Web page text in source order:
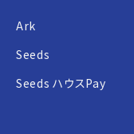
Ark
Seeds
Seeds ハウスPay